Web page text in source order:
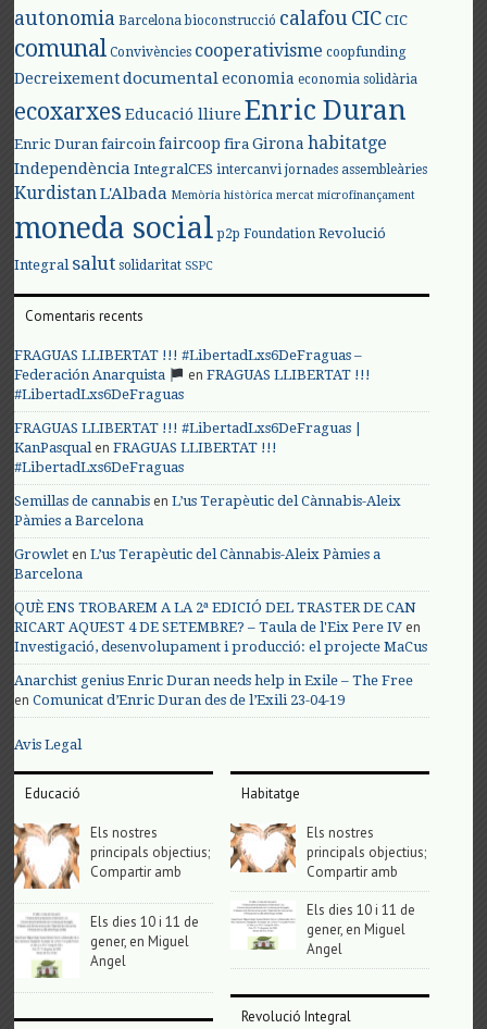
autonomia Barcelona bioconstrucció calafouCIC CIC
comunal Convivències cooperativisme coopfunding
Decreixement documental economia economia solidària
ecoxarxes Educació lliure Enric Duran
Enric Duran faircoin faircoop fira Girona habitatge
Independència IntegralCES intercanvi jornades assembleàries
KurdistanL'Albada Memòria històrica mercat microfinançament
moneda social p2p Foundation Revolució
Integral salut solidaritat SSPC
Comentaris recents
FRAGUAS LLIBERTAT !!! #LibertadLxs6DeFraguas –
Federación Anarquista
enFRAGUAS LLIBERTAT !!!
#LibertadLxs6DeFraguas
FRAGUAS LLIBERTAT !!! #LibertadLxs6DeFraguas |
KanPasqualenFRAGUAS LLIBERTAT !!!
#LibertadLxs6DeFraguas
Semillas de cannabis enL’us Terapèutic del Cànnabis-Aleix
Pàmies a Barcelona
Growlet enL’us Terapèutic del Cànnabis-Aleix Pàmies a
Barcelona
QUÈ ENS TROBAREM A LA 2ª EDICIÓ DEL TRASTER DE CAN
RICART AQUEST 4 DE SETEMBRE? – Taula de l'Eix Pere IV en
Investigació, desenvolupament i producció: el projecte MaCus
Anarchist genius Enric Duran needs help in Exile – The Free
enComunicat d’Enric Duran des de l’Exili 23-04-19
Avis Legal
Educació
Els nostres
principals objectius;
Compartir amb
Els dies 10 i 11 de
gener, en Miguel
Angel
Habitatge
Els nostres
principals objectius;
Compartir amb
Els dies 10 i 11 de
gener, en Miguel
Angel
Revolució Integral